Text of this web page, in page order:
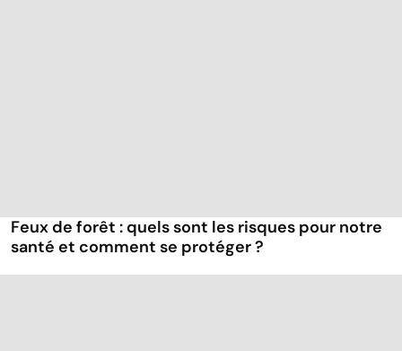
Feux de forêt : quels sont les risques pour notre
santé et comment se protéger ?